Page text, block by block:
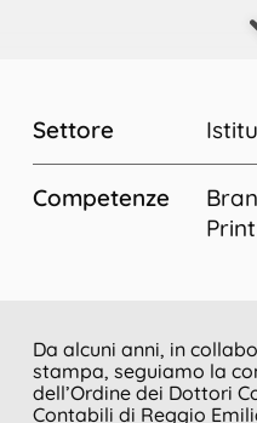
Settore
Competenze
Print
Da alcuni anni, in
stampa, seguiamo la
dell’Ordine dei Dottori
Contabili di Reggio